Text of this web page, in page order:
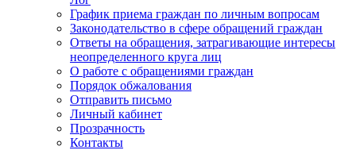
График приема граждан по личным вопросам
Законодательство в сфере обращений граждан
Ответы на обращения, затрагивающие интересы
неопределенного круга лиц
О работе с обращениями граждан
Порядок обжалования
Отправить письмо
Личный кабинет
Прозрачность
Контакты